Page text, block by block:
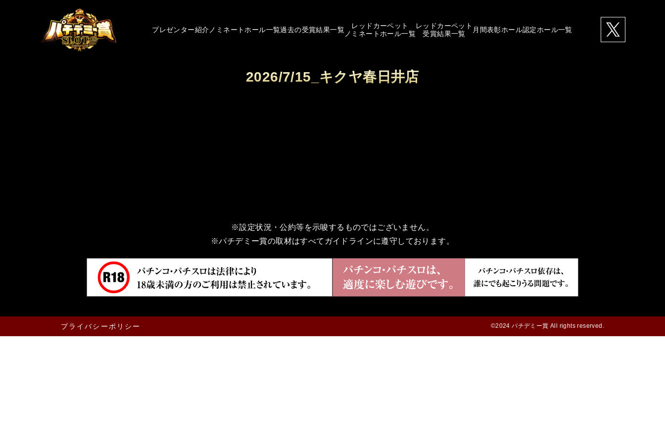
プレゼンター紹介 ノミネートホール一覧過去の受賞結果一覧
レッドカーペット
ノミネートホール一覧
レッドカーペット
受賞結果一覧
月間表彰ホール認定ホール一覧
2026/7/15_キクヤ春日井店
※設定状況・公約等を示唆するものではございません。
※パチデミー賞の取材はすべてガイドラインに遵守しております。
プライバシーポリシー ©2024 パチデミー賞 All rights reserved.